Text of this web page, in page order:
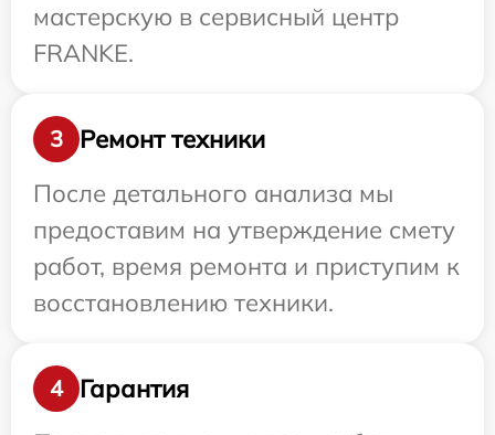
мастерскую в сервисный центр
FRANKE.
3
Ремонт техники
После детального анализа мы
предоставим на утверждение смету
работ, время ремонта и приступим к
восстановлению техники.
4
Гарантия